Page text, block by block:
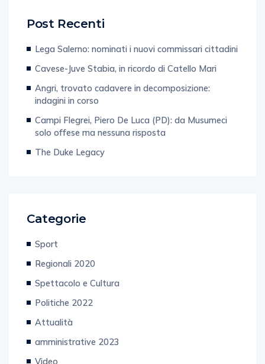
Post Recenti
Lega Salerno: nominati i nuovi commissari cittadini
Cavese-Juve Stabia, in ricordo di Catello Mari
Angri, trovato cadavere in decomposizione:
indagini in corso
Campi Flegrei, Piero De Luca (PD): da Musumeci
solo offese ma nessuna risposta
The Duke Legacy
Categorie
Sport
Regionali 2020
Spettacolo e Cultura
Politiche 2022
Attualità
amministrative 2023
Video